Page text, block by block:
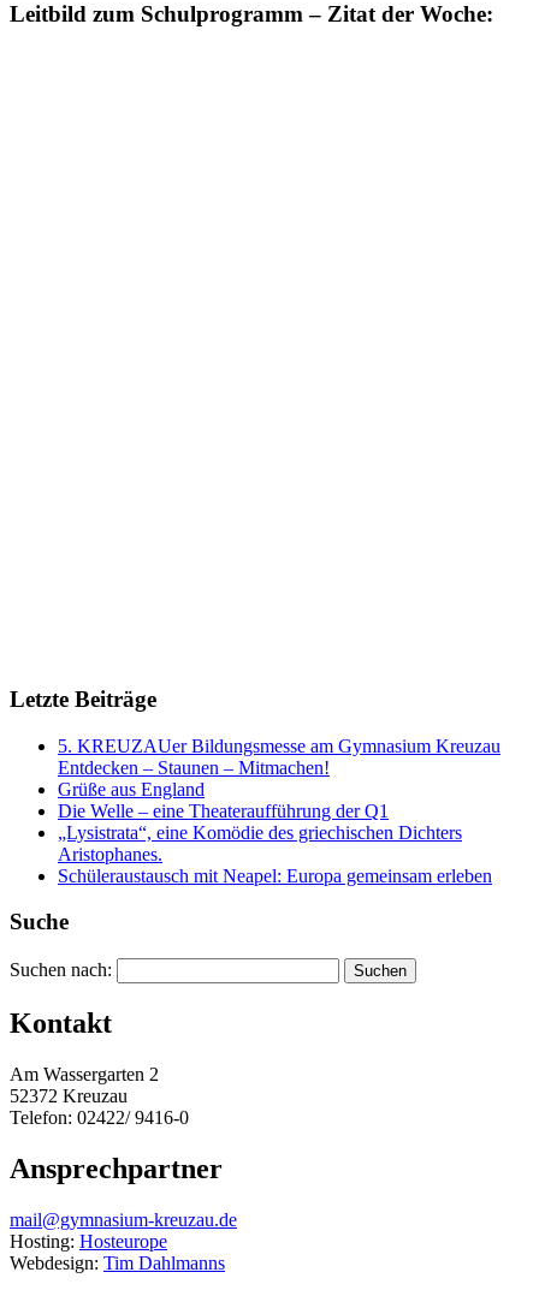
Leitbild zum Schulprogramm – Zitat der Woche:
Letzte Beiträge
5. KREUZAUer Bildungsmesse am Gymnasium Kreuzau
Entdecken – Staunen – Mitmachen!
Grüße aus England
Die Welle – eine Theateraufführung der Q1
„Lysistrata“, eine Komödie des griechischen Dichters
Aristophanes.
Schüleraustausch mit Neapel: Europa gemeinsam erleben
Suche
Suchen nach:
Kontakt
Am Wassergarten 2
52372 Kreuzau
Telefon: 02422/ 9416-0
Ansprechpartner
mail@gymnasium-kreuzau.de
Hosting: Hosteurope
Webdesign: Tim Dahlmanns